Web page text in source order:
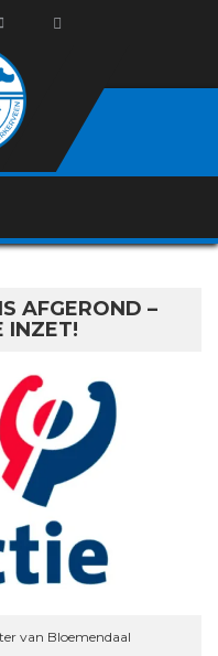
AFGEROND –
INZET!
van Bloemendaal